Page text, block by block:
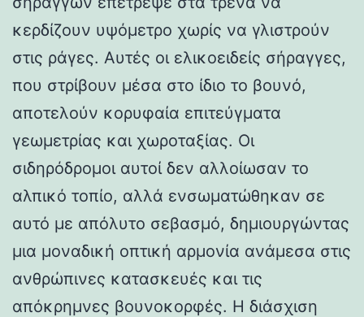
κερδίζουν υψόμετρο χωρίς να γλιστρούν
στις ράγες. Αυτές οι ελικοειδείς σήραγγες,
που στρίβουν μέσα στο ίδιο το βουνό,
αποτελούν κορυφαία επιτεύγματα
γεωμετρίας και χωροταξίας. Οι
σιδηρόδρομοι αυτοί δεν αλλοίωσαν το
αλπικό τοπίο, αλλά ενσωματώθηκαν σε
αυτό με απόλυτο σεβασμό, δημιουργώντας
μια μοναδική οπτική αρμονία ανάμεσα στις
ανθρώπινες κατασκευές και τις
απόκρημνες βουνοκορφές. Η διάσχιση